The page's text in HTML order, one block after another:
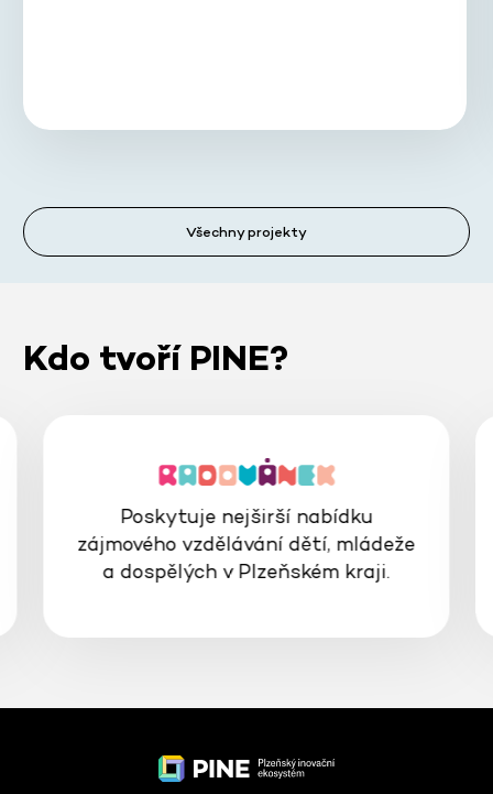
Všechny projekty
Kdo tvoří PINE?
Poskytuje nejširší nabídku
zájmového vzdělávání dětí, mládeže
a dospělých v Plzeňském kraji.